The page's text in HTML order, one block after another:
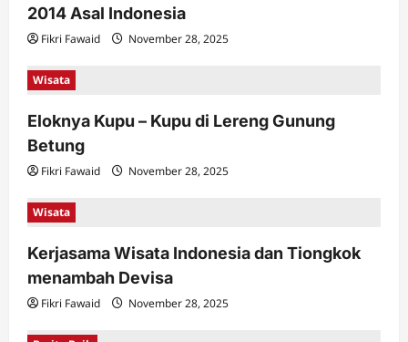
2014 Asal Indonesia
Fikri Fawaid November 28, 2025
Wisata
Eloknya Kupu – Kupu di Lereng Gunung
Betung
Fikri Fawaid November 28, 2025
Wisata
Kerjasama Wisata Indonesia dan Tiongkok
menambah Devisa
Fikri Fawaid November 28, 2025